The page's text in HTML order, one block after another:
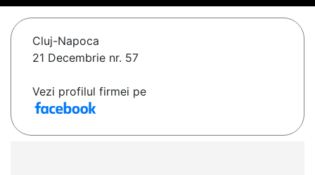
Cluj-Napoca
21 Decembrie nr. 57
Vezi profilul firmei pe